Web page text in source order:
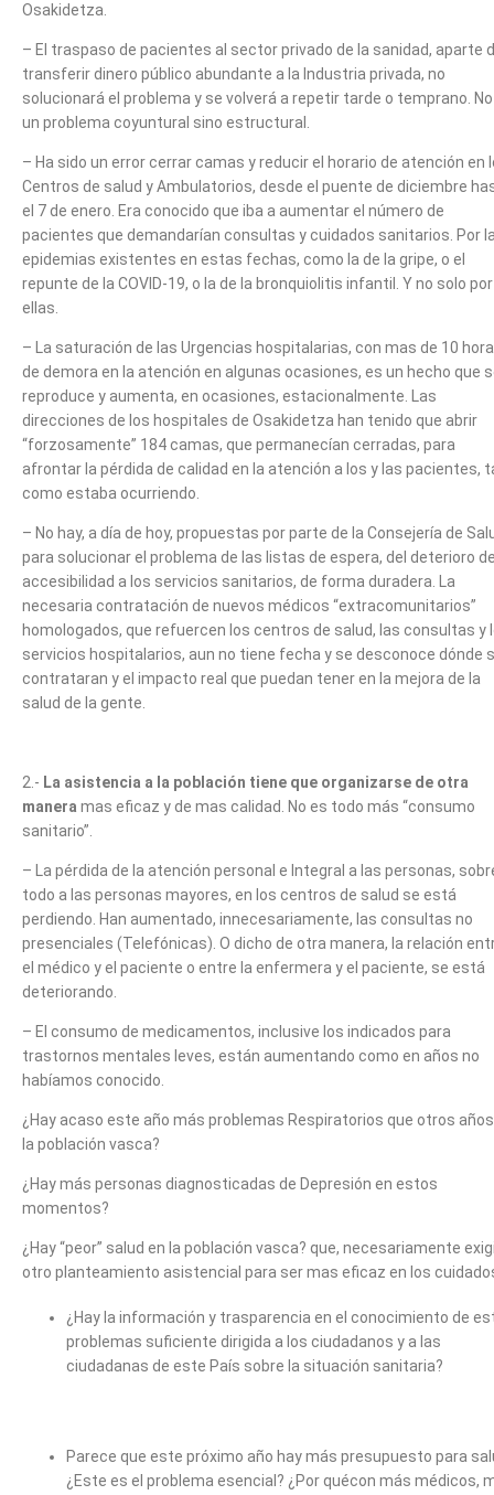
Osakidetza.
– El traspaso de pacientes al sector privado de la sanidad, aparte
transferir dinero público abundante a la Industria privada, no
solucionará el problema y se volverá a repetir tarde o temprano.
un problema coyuntural sino estructural.
– Ha sido un error cerrar camas y reducir el horario de atención en
Centros de salud y Ambulatorios, desde el puente de diciembre
el 7 de enero. Era conocido que iba a aumentar el número de
pacientes que demandarían consultas y cuidados sanitarios. Por
epidemias existentes en estas fechas, como la de la gripe, o el
repunte de la COVID-19, o la de la bronquiolitis infantil. Y no solo por
ellas.
– La saturación de las Urgencias hospitalarias, con mas de 10
de demora en la atención en algunas ocasiones, es un hecho que
reproduce y aumenta, en ocasiones, estacionalmente. Las
direcciones de los hospitales de Osakidetza han tenido que abrir
“forzosamente” 184 camas, que permanecían cerradas, para
afrontar la pérdida de calidad en la atención a los y las pacientes,
como estaba ocurriendo.
– No hay, a día de hoy, propuestas por parte de la Consejería de
para solucionar el problema de las listas de espera, del deterioro
accesibilidad a los servicios sanitarios, de forma duradera. La
necesaria contratación de nuevos médicos “extracomunitarios”
homologados, que refuercen los centros de salud, las consultas y
servicios hospitalarios, aun no tiene fecha y se desconoce dónde
contrataran y el impacto real que puedan tener en la mejora de la
salud de la gente.
2.- La asistencia a la población tiene que organizarse de otra
manera mas eficaz y de mas calidad. No es todo más “consumo
sanitario”.
– La pérdida de la atención personal e Integral a las personas,
todo a las personas mayores, en los centros de salud se está
perdiendo. Han aumentado, innecesariamente, las consultas no
presenciales (Telefónicas). O dicho de otra manera, la relación
el médico y el paciente o entre la enfermera y el paciente, se está
deteriorando.
– El consumo de medicamentos, inclusive los indicados para
trastornos mentales leves, están aumentando como en años no
habíamos conocido.
¿Hay acaso este año más problemas Respiratorios que otros
la población vasca?
¿Hay más personas diagnosticadas de Depresión en estos
momentos?
¿Hay “peor” salud en la población vasca? que, necesariamente
otro planteamiento asistencial para ser mas eficaz en los
¿Hay la información y trasparencia en el conocimiento de
problemas suficiente dirigida a los ciudadanos y a las
ciudadanas de este País sobre la situación sanitaria?
Parece que este próximo año hay más presupuesto para
¿Este es el problema esencial? ¿Por quécon más médicos,